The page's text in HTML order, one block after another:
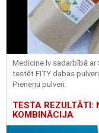
Medicine.lv sadarbībā ar
testēt FITY dabas
Pieneņu pulveri.
TESTA REZULTĀTI:
KOMBINĀCIJA